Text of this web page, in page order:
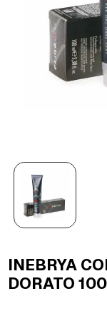
INEBRYA
DORATO